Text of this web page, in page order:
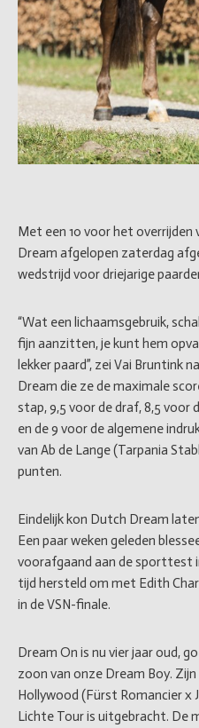
Met een 10 voor het overrijden
Dream afgelopen zaterdag
wedstrijd voor driejarige
“Wat een lichaamsgebruik,
fijn aanzitten, je kunt hem
lekker paard”, zei Vai Bruntink
Dream die ze de maximale
stap, 9,5 voor de draf, 8,5 voor
en de 9 voor de algemene
van Ab de Lange (Tarpania
punten.
Eindelijk kon Dutch Dream
Een paar weken geleden
voorafgaand aan de sporttest
tijd hersteld om met Edith
in de VSN-finale.
Dream On is nu vier jaar oud,
zoon van onze Dream Boy.
Hollywood (Fürst Romancier x
Lichte Tour is uitgebracht. De